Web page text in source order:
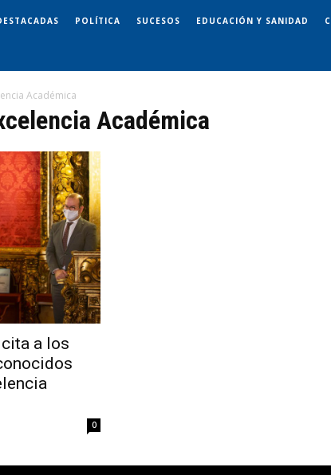
POLÍTICA SUCESOS EDUCACIÓN Y SANIDAD
Académica
Académica
a los
0